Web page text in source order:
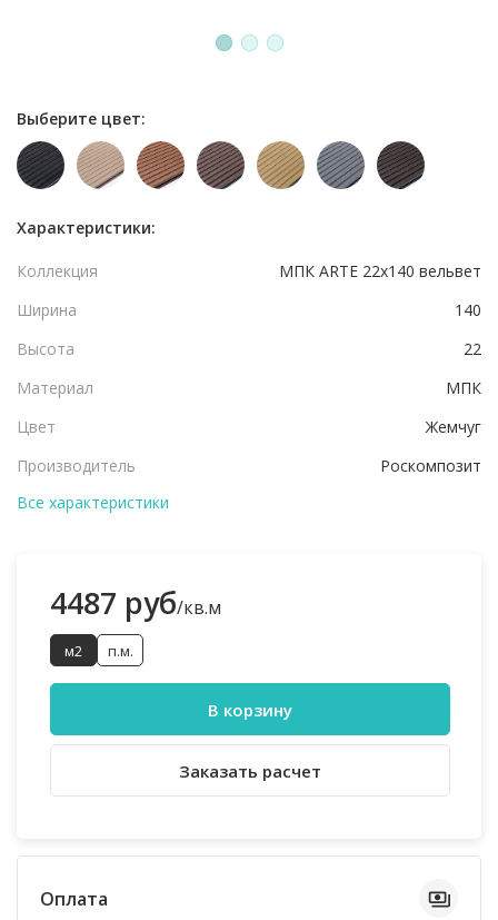
1 2 3
Выберите цвет:
Характеристики:
Коллекция
МПК ARTE 22x140 вельвет
Ширина
140
Высота
22
Материал
МПК
Цвет
Жемчуг
Производитель
Роскомпозит
Все характеристики
4487 руб/кв.м
м2 п.м.
В корзину
Заказать расчет
Оплата